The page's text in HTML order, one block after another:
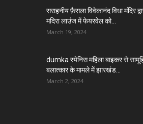
सराहनीय फ़ैसला विवेकानंद विधा मंदिर
मदिरा लाउंज में फेयरवेल को...
March 19, 2024
dumka स्पेनिस महिला बाइकर से
बलात्कार के मामले में झारखंड...
March 2, 2024